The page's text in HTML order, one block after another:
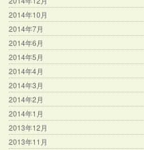
2014年10月
2014年7月
2014年6月
2014年5月
2014年4月
2014年3月
2014年2月
2014年1月
2013年12月
2013年11月